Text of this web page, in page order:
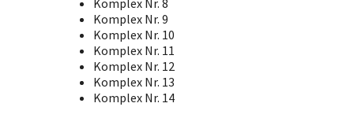
Komplex Nr. 9
Komplex Nr. 10
Komplex Nr. 11
Komplex Nr. 12
Komplex Nr. 13
Komplex Nr. 14